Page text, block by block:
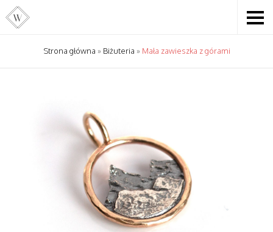
Strona główna » Biżuteria » Mała zawieszka z górami